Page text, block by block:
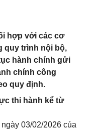
hợp với các cơ
quy trình nội bộ,
hành chính gửi
chính công
quy định.
thi hành kể từ
03/02/2026 của